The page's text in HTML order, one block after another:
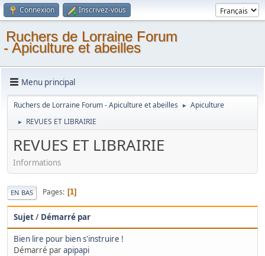
Connexion Inscrivez-vous
Ruchers de Lorraine Forum
- Apiculture et abeilles
Menu principal
Ruchers de Lorraine Forum - Apiculture et abeilles ► Apiculture
► REVUES ET LIBRAIRIE
REVUES ET LIBRAIRIE
Informations
EN BAS Pages 1
Sujet/ Démarré par
Bien lire pour bien s'instruire !
Démarré parapipapi